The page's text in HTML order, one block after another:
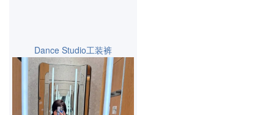
Dance Studio工装裤